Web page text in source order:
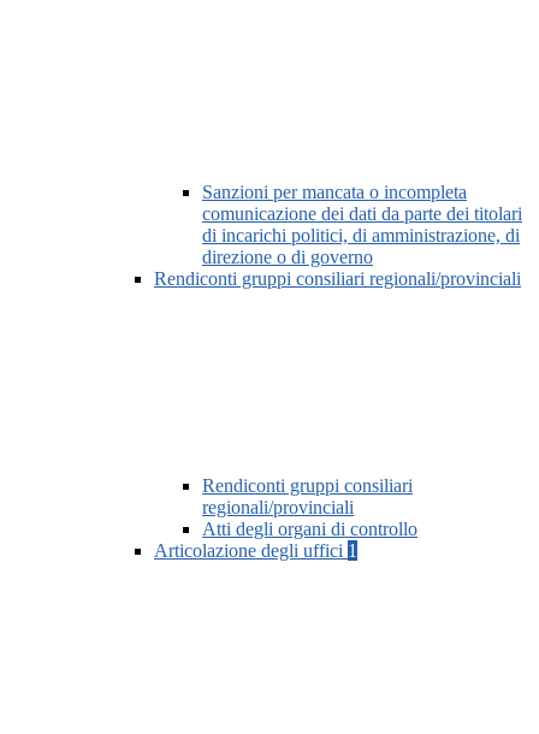
Sanzioni per mancata o incompleta
comunicazione dei dati da parte dei titolari
di incarichi politici, di amministrazione, di
direzione o di governo
Rendiconti gruppi consiliari regionali/provinciali
Rendiconti gruppi consiliari
regionali/provinciali
Atti degli organi di controllo
Articolazione degli uffici 1